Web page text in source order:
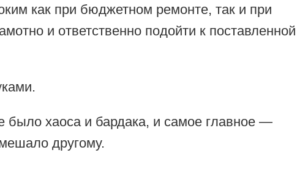
как при бюджетном ремонте, так и при
и ответственно подойти к поставленной
было хаоса и бардака, и самое главное —
другому.